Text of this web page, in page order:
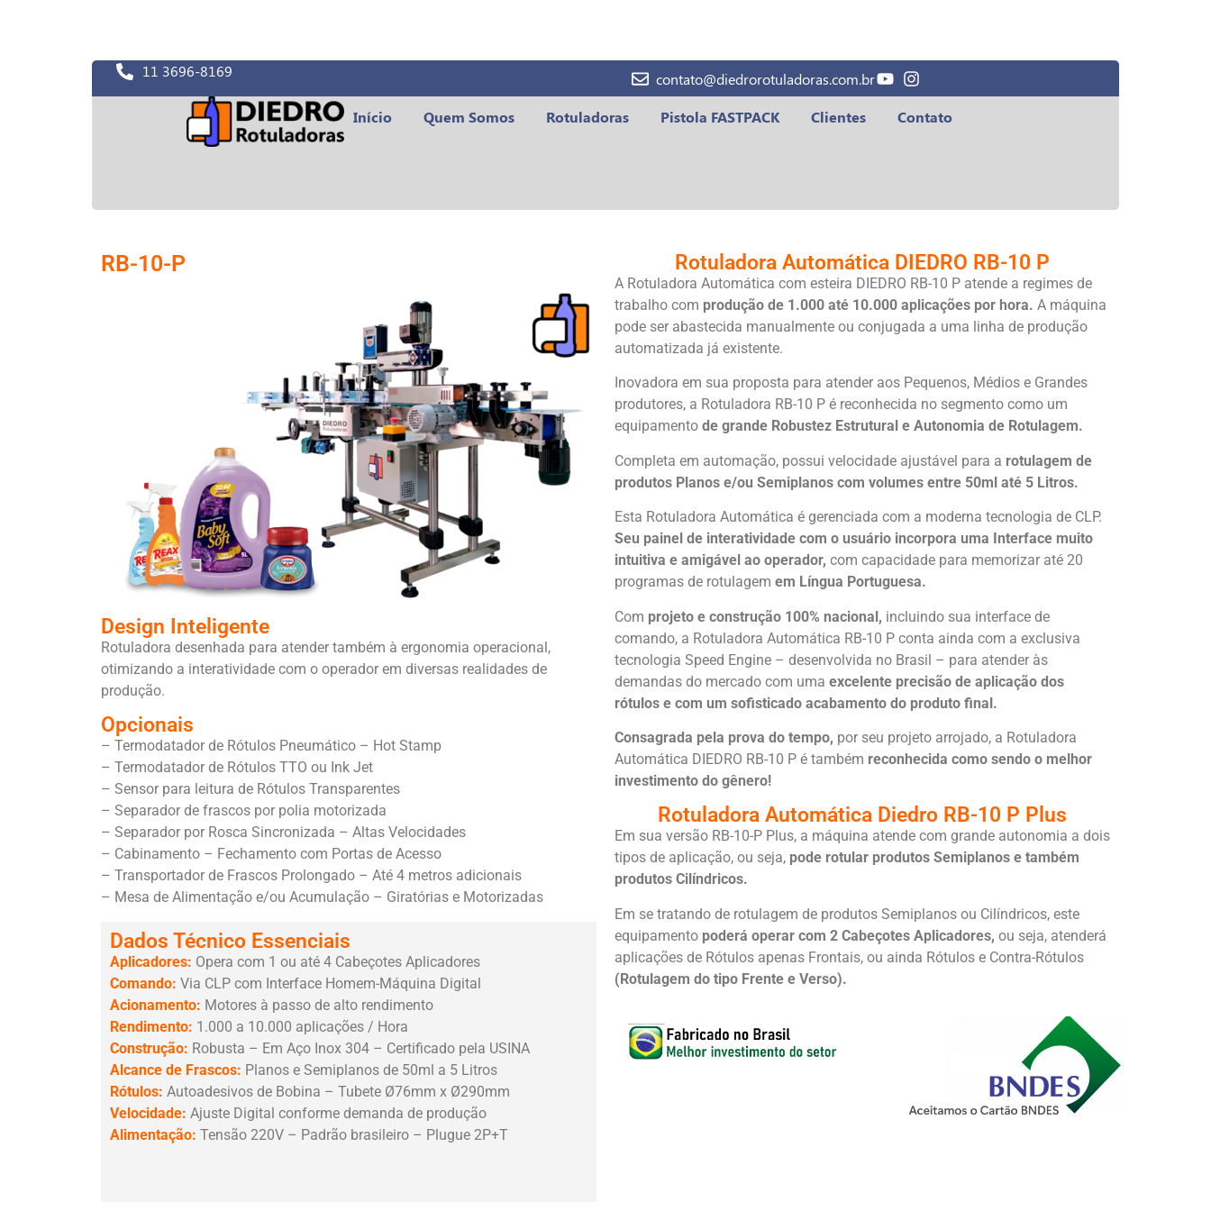
11 3696-8169 contato@diedrorotuladoras.com.br
Início Quem Somos Rotuladoras Pistola FASTPACK Clientes Contato
RB-10-P
Design Inteligente
Rotuladora desenhada para atender também à ergonomia operacional,
otimizando a interatividade com o operador em diversas realidades de
produção.
Opcionais
– Termodatador de Rótulos Pneumático – Hot Stamp
– Termodatador de Rótulos TTO ou Ink Jet
– Sensor para leitura de Rótulos Transparentes
– Separador de frascos por polia motorizada
– Separador por Rosca Sincronizada – Altas Velocidades
– Cabinamento – Fechamento com Portas de Acesso
– Transportador de Frascos Prolongado – Até 4 metros adicionais
– Mesa de Alimentação e/ou Acumulação – Giratórias e Motorizadas
Dados Técnico Essenciais
Aplicadores: Opera com 1 ou até 4 Cabeçotes Aplicadores
Comando: Via CLP com Interface Homem-Máquina Digital
Acionamento: Motores à passo de alto rendimento
Rendimento: 1.000 a 10.000 aplicações / Hora
Construção: Robusta – Em Aço Inox 304 – Certificado pela USINA
Alcance de Frascos: Planos e Semiplanos de 50ml a 5 Litros
Rótulos: Autoadesivos de Bobina – Tubete Ø76mm x Ø290mm
Velocidade: Ajuste Digital conforme demanda de produção
Alimentação: Tensão 220V – Padrão brasileiro – Plugue 2P+T
Rotuladora Automática DIEDRO RB-10 P
A Rotuladora Automática com esteira DIEDRO RB-10 P atende a regimes de
trabalho com produção de 1.000 até 10.000 aplicações por hora. A máquina
pode ser abastecida manualmente ou conjugada a uma linha de produção
automatizada já existente.
Inovadora em sua proposta para atender aos Pequenos, Médios e Grandes
produtores, a Rotuladora RB-10 P é reconhecida no segmento como um
equipamento de grande Robustez Estrutural e Autonomia de Rotulagem.
Completa em automação, possui velocidade ajustável para a rotulagem de
produtos Planos e/ou Semiplanos com volumes entre 50ml até 5 Litros.
Esta Rotuladora Automática é gerenciada com a moderna tecnologia de CLP.
Seu painel de interatividade com o usuário incorpora uma Interface muito
intuitiva e amigável ao operador, com capacidade para memorizar até 20
programas de rotulagem em Língua Portuguesa.
Com projeto e construção 100% nacional, incluindo sua interface de
comando, a Rotuladora Automática RB-10 P conta ainda com a exclusiva
tecnologia Speed Engine – desenvolvida no Brasil – para atender às
demandas do mercado com uma excelente precisão de aplicação dos
rótulos e com um sofisticado acabamento do produto final.
Consagrada pela prova do tempo, por seu projeto arrojado, a Rotuladora
Automática DIEDRO RB-10 P é também reconhecida como sendo o melhor
investimento do gênero!
Rotuladora Automática Diedro RB-10 P Plus
Em sua versão RB-10-P Plus, a máquina atende com grande autonomia a dois
tipos de aplicação, ou seja, pode rotular produtos Semiplanos e também
produtos Cilíndricos.
Em se tratando de rotulagem de produtos Semiplanos ou Cilíndricos, este
equipamento poderá operar com 2 Cabeçotes Aplicadores, ou seja, atenderá
aplicações de Rótulos apenas Frontais, ou ainda Rótulos e Contra-Rótulos
(Rotulagem do tipo Frente e Verso).